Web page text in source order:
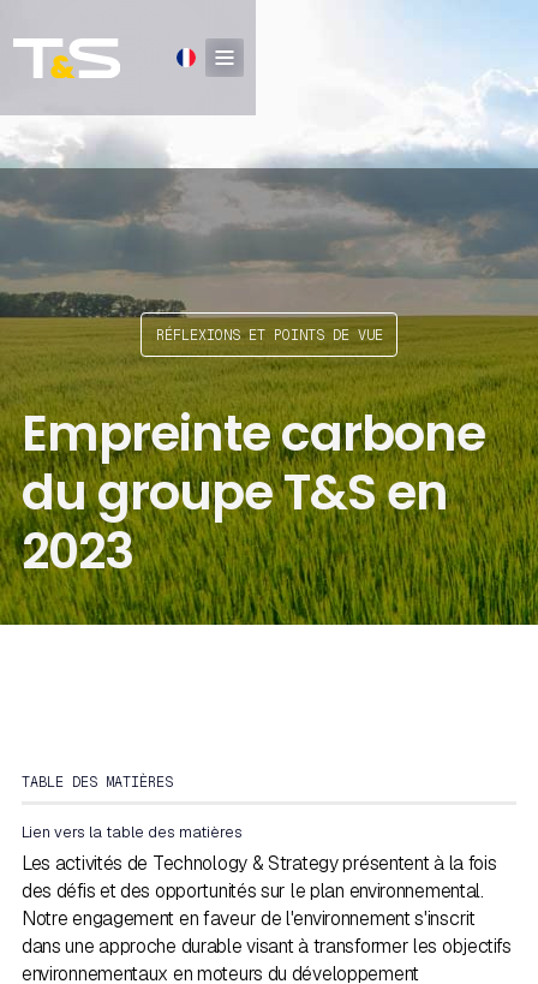
RÉFLEXIONS ET POINTS DE VUE
Empreinte carbone
du groupe T&S en
2023
TABLE DES MATIÈRES
Lien vers la table des matières
Les activités de Technology & Strategy présentent à la fois
des défis et des opportunités sur le plan environnemental.
Notre engagement en faveur de l'environnement s'inscrit
dans une approche durable visant à transformer les objectifs
environnementaux en moteurs du développement